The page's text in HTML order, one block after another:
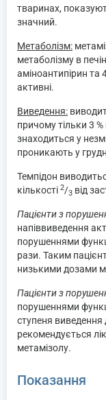
тваринах,
значний.
Метаболізм:
метаболізму в
аміноантипірин та
активні.
Виведення:
причому тільки 3 %
знаходиться у
проникають у
Темпідон
кількості 2/3 від
Пацієнти з
напіввиведення
порушеннями
рази. Таким
низькими дозами
Пацієнти з
порушеннями
ступеня виведення
рекомендується
метамізолу.
Показання